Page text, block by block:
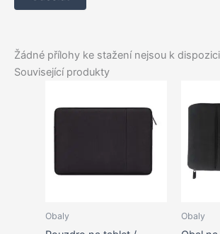
Žádné přílohy ke stažení nejsou k
Související produkty
Obaly Obaly